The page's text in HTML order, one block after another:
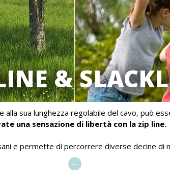
&
alla sua lunghezza regolabile del cavo, può
una sensazione di libertà con la zip line.
e permette di percorrere diverse decine
...